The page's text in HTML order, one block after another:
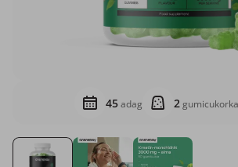
45adag 2